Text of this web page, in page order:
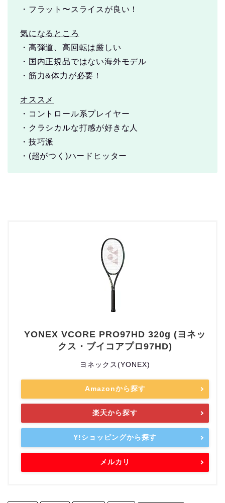
・フラット〜スライスが良い！
気になるところ
・高弾道、高回転は厳しい
・国内正規品ではない海外モデル
・筋力&体力が必要！
オススメ
・コントロール系プレイヤー
・クラシカルな打感が好きな人
・技巧派
・(超がつく)ハードヒッター
YONEX VCORE PRO97HD 320g (ヨネッ
クス・ブイコアプロ97HD)
ヨネックス(YONEX)
Amazonから探す
楽天から探す
Y!ショッピングから探す
メルカリ